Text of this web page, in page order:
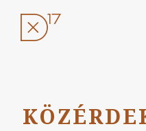
tartalomhoz